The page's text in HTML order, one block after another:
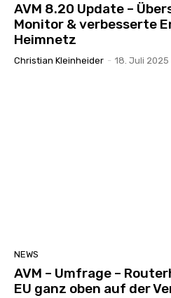
AVM 8.20 Update –
Monitor & verbesserte
Heimnetz
Christian Kleinheider - 18. Juli 2025
NEWS
AVM – Umfrage –
EU ganz oben auf der